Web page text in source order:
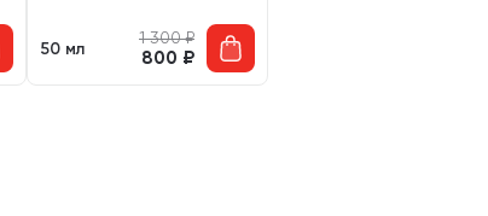
50 мл
1 300₽
800 ₽